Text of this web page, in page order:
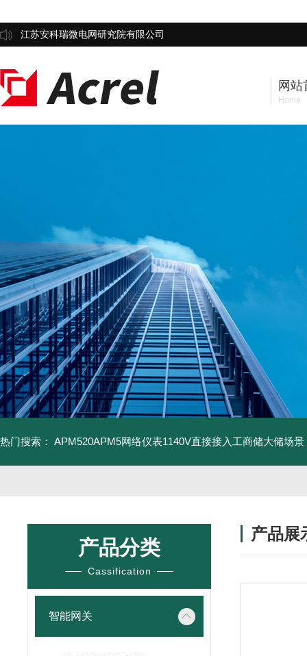
江苏安科瑞微电网研究院有限公司
网站
Home
热门搜索： APM520APM5网络仪表1140V直接接入工商储大储场景
产品分类
Cassification
智能网关
产品展